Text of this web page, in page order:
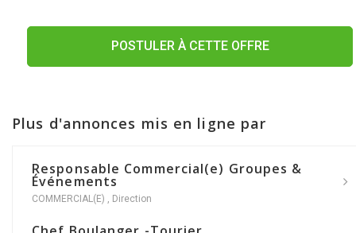
POSTULER À CETTE OFFRE
Plus d'annonces mis en ligne par
Responsable Commercial(e) Groupes &
Événements
COMMERCIAL(E) , Direction